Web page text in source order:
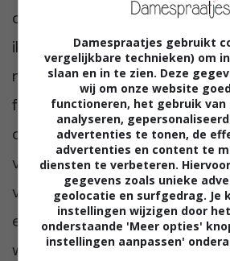
doorbrengen. Dit kwam
ik erg moe was van de
maar ook deels doordat mijn
flink wordt. Even snel
drinken voor het hele hotel
vervolgens nog een uur
voor mij niet meer bij.
een goed hotel waar we
wenken bediend werden.
Damespraatjes gebruikt
vergelijkbare technieken) om
slaan en in te zien. Deze
wij om onze website
functioneren, het gebruik van
analyseren,
advertenties te tonen, de
advertenties en content te
diensten te verbeteren.
gegevens zoals unieke
geolocatie en surfgedrag. Je
instellingen wijzigen door
onderstaande 'Meer opties'
instellingen aanpassen'